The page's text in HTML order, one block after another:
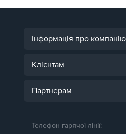
Інформація про компанію
Клієнтам
Партнерам
Телефон гарячої лінії: